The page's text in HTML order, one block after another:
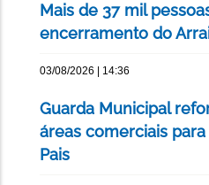
Mais de 37 mil
encerramento do
03/08/2026 | 14:36
Guarda Municipal
áreas comerciais
Pais